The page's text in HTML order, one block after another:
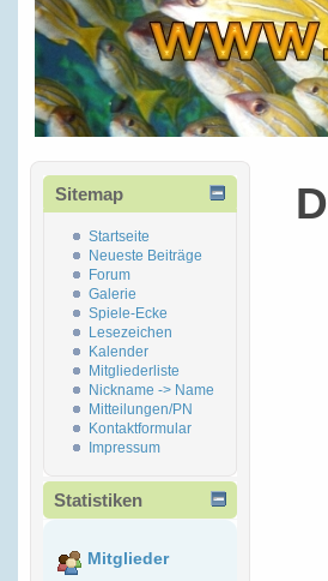
Sitemap
Startseite
Neueste Beiträge
Forum
Galerie
Spiele-Ecke
Lesezeichen
Kalender
Mitgliederliste
Nickname -> Name
Mitteilungen/PN
Kontaktformular
Impressum
Statistiken
Mitglieder